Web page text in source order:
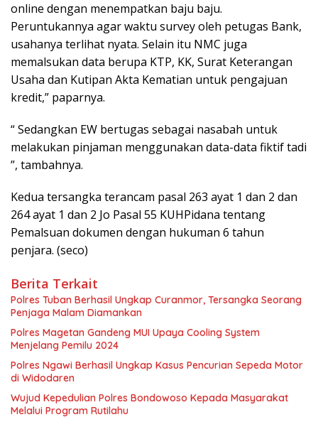
online dengan menempatkan baju baju.
Peruntukannya agar waktu survey oleh petugas Bank,
usahanya terlihat nyata. Selain itu NMC juga
memalsukan data berupa KTP, KK, Surat Keterangan
Usaha dan Kutipan Akta Kematian untuk pengajuan
kredit,” paparnya.
“ Sedangkan EW bertugas sebagai nasabah untuk
melakukan pinjaman menggunakan data-data fiktif tadi
”, tambahnya.
Kedua tersangka terancam pasal 263 ayat 1 dan 2 dan
264 ayat 1 dan 2 Jo Pasal 55 KUHPidana tentang
Pemalsuan dokumen dengan hukuman 6 tahun
penjara. (seco)
Berita Terkait
Polres Tuban Berhasil Ungkap Curanmor, Tersangka Seorang
Penjaga Malam Diamankan
Polres Magetan Gandeng MUI Upaya Cooling System
Menjelang Pemilu 2024
Polres Ngawi Berhasil Ungkap Kasus Pencurian Sepeda Motor
di Widodaren
Wujud Kepedulian Polres Bondowoso Kepada Masyarakat
Melalui Program Rutilahu